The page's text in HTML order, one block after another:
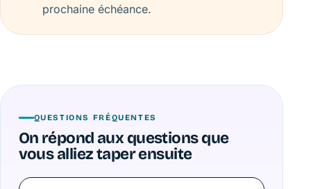
prochaine échéance.
QUESTIONS FRÉQUENTES
On répond aux questions que
vous alliez taper ensuite